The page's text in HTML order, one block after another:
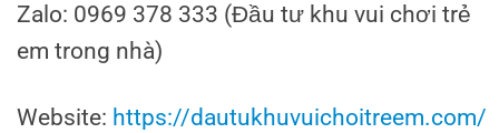
Zalo: 0969 378 333 (Đầu tư khu vui chơi trẻ
em trong nhà)
Website: https://dautukhuvuichoitreem.com/